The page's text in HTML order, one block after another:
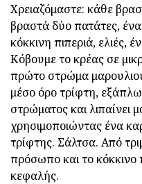
Χρειαζόμαστε: κάθε
βραστά δύο πατάτες,
κόκκινη πιπεριά, ελιές,
Κόβουμε το κρέας σε
πρώτο στρώμα
μέσο όρο τρίφτη,
στρώματος και λιπαίνει
χρησιμοποιώντας ένα
τρίφτης. Σάλτσα. Από
πρόσωπο και το κόκκινο
κεφαλής.